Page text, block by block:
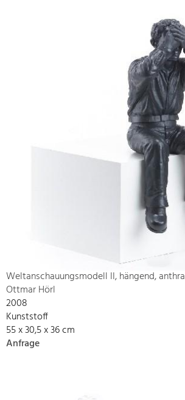
Weltanschauungsmodell II, hängend,
Ottmar Hörl
2008
Kunststoff
55 x 30,5 x 36 cm
Anfrage